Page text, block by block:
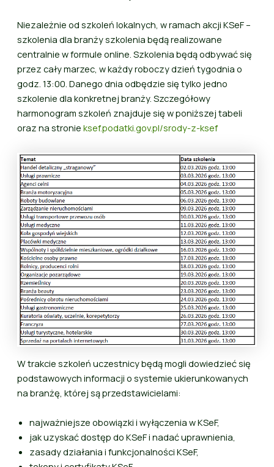
Niezależnie od szkoleń lokalnych, w ramach akcji KSeF –
szkolenia dla branży szkolenia będą realizowane
centralnie w formule online. Szkolenia będą odbywać się
przez cały marzec, w każdy roboczy dzień tygodnia o
godz. 13:00. Danego dnia odbędzie się tylko jedno
szkolenie dla konkretnej branży. Szczegółowy
harmonogram szkoleń znajduje się w poniższej tabeli
oraz na stronie ksef.podatki.gov.pl/srody-z-ksef
W trakcie szkoleń uczestnicy będą mogli dowiedzieć się
podstawowych informacji o systemie ukierunkowanych
na branżę, której są przedstawicielami:
najważniejsze obowiązki i wyłączenia w KSeF,
jak uzyskać dostęp do KSeF i nadać uprawnienia,
zasady działania i funkcjonalności KSeF,